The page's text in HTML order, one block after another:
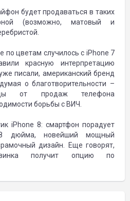
будет продаваться в таких
(возможно, матовый и
по цветам случилось с iPhone 7
красную интерпретацию
писали, американский бренд
о благотворительности –
от продаж телефона
борьбы с ВИЧ.
iPhone 8: смартфон порадует
дюйма, новейший мощный
дизайн. Еще говорят,
получит опцию по